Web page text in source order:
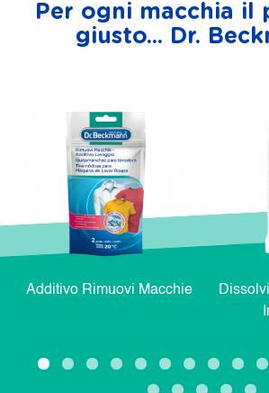
Per ogni macchia il
giusto... Dr.
Additivo Rimuovi Macchie